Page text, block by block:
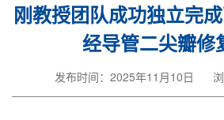
刚教授团队成功独立完
经导管二尖瓣修
发布时间：2025年11月10日